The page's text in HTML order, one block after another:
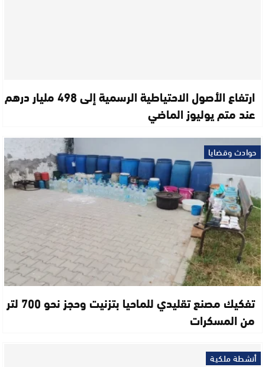
ارتفاع الأصول الاحتياطية الرسمية إلى 498 مليار درهم
عند متم يوليوز الماضي
حوادث وقضايا
تفكيك مصنع تقليدي للماحيا بتزنيت وحجز نحو 700 لتر
من المسكرات
أنشطة ملكية